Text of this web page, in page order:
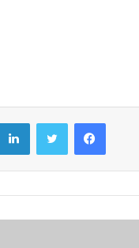
فيسبوك تويتر